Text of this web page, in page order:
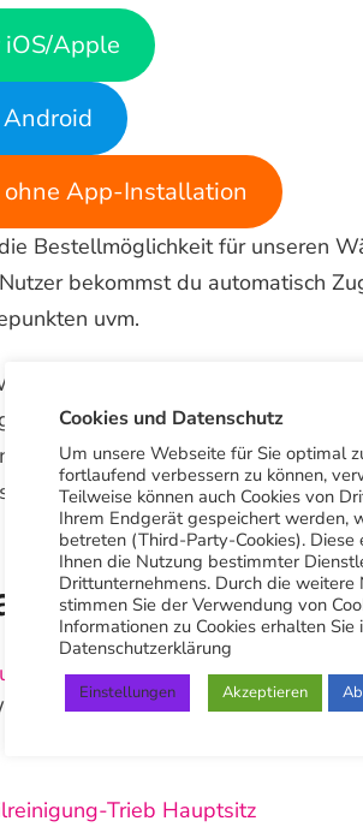
Apple
App-Installation
Bestellmöglichkeit für unseren
bekommst du automatisch
uvm.
bekommst du
hast. Zu den weiteren
QR-Scanner zu nutzen und uns
kostenlos einen Rat oder
,Pinterest,LinkedIn,X (Twitter)
würden uns sehr freuen wenn du
Trieb Hauptsitz
Cookies und Datenschutz
Um unsere Webseite für Sie optimal
fortlaufend verbessern zu können,
Teilweise können auch Cookies von
Ihrem Endgerät gespeichert werden,
betreten (Third-Party-Cookies). Diese
Ihnen die Nutzung bestimmter
Drittunternehmens. Durch die
stimmen Sie der Verwendung von
Informationen zu Cookies erhalten Sie
Datenschutzerklärung
Einstellungen Akzeptieren